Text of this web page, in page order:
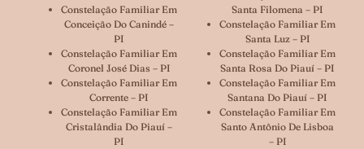
Constelação Familiar Em
Conceição Do Canindé –
PI
Constelação Familiar Em
Coronel José Dias – PI
Constelação Familiar Em
Corrente – PI
Constelação Familiar Em
Cristalândia Do Piauí –
PI
Santa Filomena – PI
Constelação Familiar Em
Santa Luz – PI
Constelação Familiar Em
Santa Rosa Do Piauí – PI
Constelação Familiar Em
Santana Do Piauí – PI
Constelação Familiar Em
Santo Antônio De Lisboa
– PI